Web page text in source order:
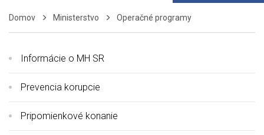
Domov Ministerstvo Operačné programy
Informácie o MH SR
Prevencia korupcie
Pripomienkové konanie